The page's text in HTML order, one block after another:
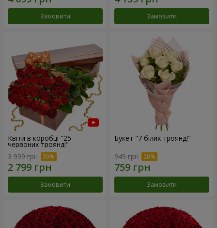
Замовити Замовити
Квіти в коробці "25
червоних троянд!"
3 999 грн
Замовити
Букет "7 білих троянд!"
949 грн
Замовити